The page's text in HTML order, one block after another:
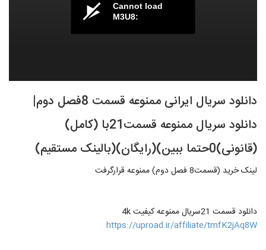
Cannot load
M3U8:
دانلود سریال ایرانی ممنوعه قسمت 8فصل دوم|
دانلود سریال ممنوعه قسمت21با (کامل)
(قانونی)0حتما ببین)(رایگان)(بالینک مستقیم)
لینک خرید (قسمت8 فصل دوم) ممنوعه قرارگرفت
دانلود قسمت 21سریال ممنوعه کیفیت 4k
https://uproad.ir/affiliate/tmfK2jAq8W